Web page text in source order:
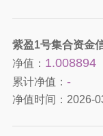
紫盈1号集合资金
净值： 1.008894
累计净值： -
净值时间： 2026-